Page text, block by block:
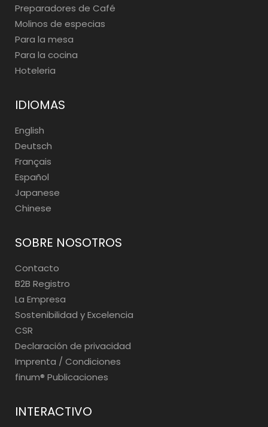
Preparadores de Café
Molinos de especias
Para la mesa
Para la cocina
Hoteleria
IDIOMAS
English
Deutsch
Français
Español
Japanese
Chinese
SOBRE NOSOTROS
Contacto
B2B Registro
La Empresa
Sostenibilidad y Excelencia
CSR
Declaración de privacidad
Imprenta / Condiciones
finum®️ Publicaciones
INTERACTIVO